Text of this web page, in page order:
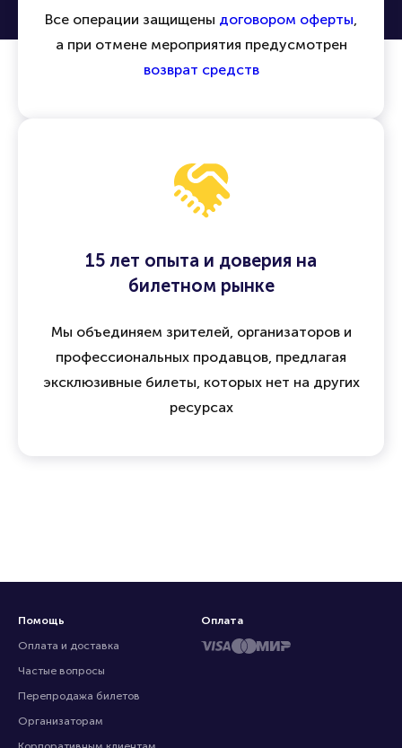
Все операции защищены договором оферты,
а при отмене мероприятия предусмотрен
возврат средств
15 лет опыта и доверия на
билетном рынке
Мы объединяем зрителей, организаторов и
профессиональных продавцов, предлагая
эксклюзивные билеты, которых нет на других
ресурсах
Помощь
Оплата и доставка
Частые вопросы
Перепродажа билетов
Организаторам
Оплата